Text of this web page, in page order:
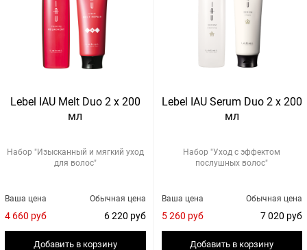
Lebel IAU Melt Duo 2 х 200
мл
Набор "Изысканный и мягкий уход
для волос"
Обычная цена
6 220 руб
Ваша цена
4 660 руб
Добавить в корзину
Lebel IAU Serum Duo 2 x 200
мл
Набор "Уход с эффектом
послушных волос"
Обычная цена
7 020 руб
Ваша цена
5 260 руб
Добавить в корзину